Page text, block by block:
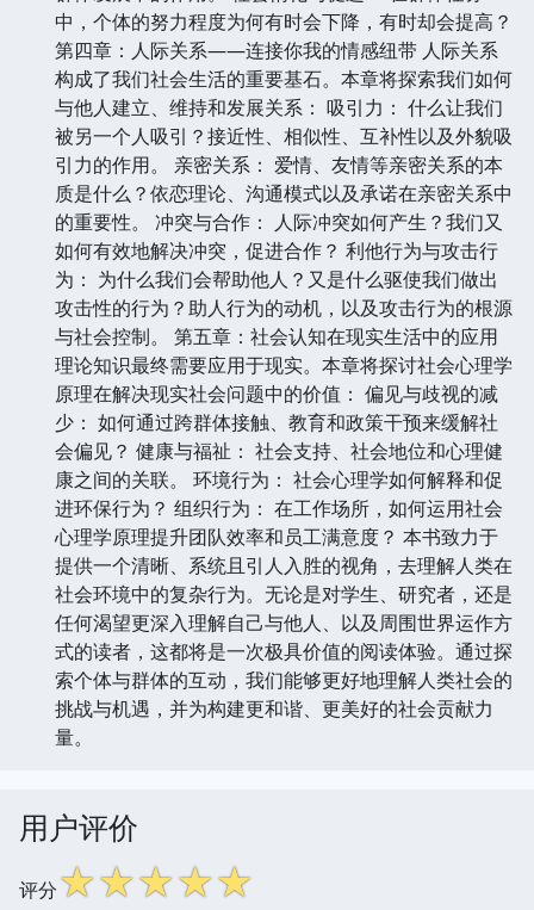
中，个体的努力程度为何有时会下降，有时却会提高？
第四章：人际关系——连接你我的情感纽带 人际关系
构成了我们社会生活的重要基石。本章将探索我们如何
与他人建立、维持和发展关系： 吸引力： 什么让我们
被另一个人吸引？接近性、相似性、互补性以及外貌吸
引力的作用。 亲密关系： 爱情、友情等亲密关系的本
质是什么？依恋理论、沟通模式以及承诺在亲密关系中
的重要性。 冲突与合作： 人际冲突如何产生？我们又
如何有效地解决冲突，促进合作？ 利他行为与攻击行
为： 为什么我们会帮助他人？又是什么驱使我们做出
攻击性的行为？助人行为的动机，以及攻击行为的根源
与社会控制。 第五章：社会认知在现实生活中的应用
理论知识最终需要应用于现实。本章将探讨社会心理学
原理在解决现实社会问题中的价值： 偏见与歧视的减
少： 如何通过跨群体接触、教育和政策干预来缓解社
会偏见？ 健康与福祉： 社会支持、社会地位和心理健
康之间的关联。 环境行为： 社会心理学如何解释和促
进环保行为？ 组织行为： 在工作场所，如何运用社会
心理学原理提升团队效率和员工满意度？ 本书致力于
提供一个清晰、系统且引人入胜的视角，去理解人类在
社会环境中的复杂行为。无论是对学生、研究者，还是
任何渴望更深入理解自己与他人、以及周围世界运作方
式的读者，这都将是一次极具价值的阅读体验。通过探
索个体与群体的互动，我们能够更好地理解人类社会的
挑战与机遇，并为构建更和谐、更美好的社会贡献力
量。
用户评价
评分☆☆☆☆☆